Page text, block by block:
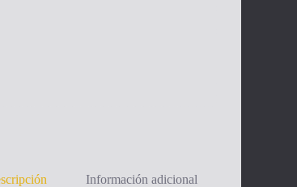
Información adicional